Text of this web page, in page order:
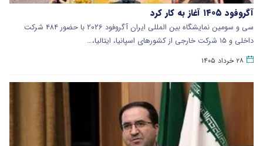
آگروفود ۱۴۰۵ آغاز به کار کرد
سی و سومین نمایشگاه بین المللی ایران آگروفود ۲۰۲۶ با حضور ۴۸۴ شرکت
داخلی و ۱۵ شرکت خارجی از کشورهای اسپانیا، ایتالیا،…
۲۸ خرداد ۱۴۰۵